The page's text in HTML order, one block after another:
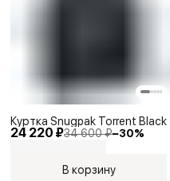
24 220 ₽34 600 ₽−30%
Куртка Snugpak Torrent Black
В корзину